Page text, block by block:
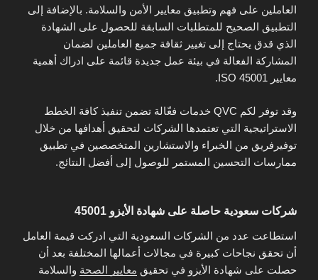
العاملين على فهم وتطبيق معايير الأمن والسلامة. بالإضافة إلى
التطبيق الصحيح للمتطلبات السابقة للحصول على الشهادة
الذي قدق يحتاج إلى تغيير ثقافة جميع العاملين لضمان
المشاركة الفعالة في بيئة عمل جديدة قائمة على ادراك أهمية
معايير ISO 45001.
وقد توفر لكم QVC خدمات فعّالة تضمن تنفيذ كافة الخطط
الاستراتيجية التي تعتمدها الشركات لتحقيق أهدافها من خلال
توفيرفريق من الخبراء والاستشارين المتخصصين في تطبيق
ممارسات التحسين المستمر للوصول إلى أفضل النتائج.
شركات سعودية حاصلة على شهادة الأيزو 45001
استطاعت عدد من الشركات السعودية التي ادركت قيمة العامل
أن تحقق نجاحات كبيرة في مجالات أعمالها المختلفة بعد أن
حصلت على شهادة الأيزو في تحقيق معايير الصحة والسلامة